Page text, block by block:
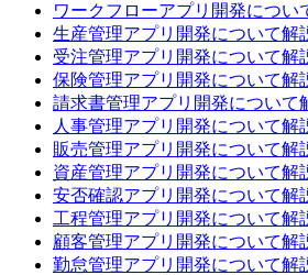
ワークフローアプリ開発につい
生産管理アプリ開発について解
受注管理アプリ開発について解
保険管理アプリ開発について解
請求書管理アプリ開発について
人事管理アプリ開発について解
販売管理アプリ開発について解
資産管理アプリ開発について解
安否確認アプリ開発について解
工程管理アプリ開発について解
顧客管理アプリ開発について解
勤怠管理アプリ開発について解